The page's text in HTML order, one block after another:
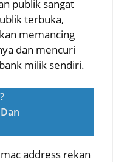
publik sangat
terbuka,
memancing
dan mencuri
milik sendiri.
address rekan